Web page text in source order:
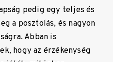
pedig egy teljes és
a posztolás, és nagyon
Abban is
hogy az érzékenység